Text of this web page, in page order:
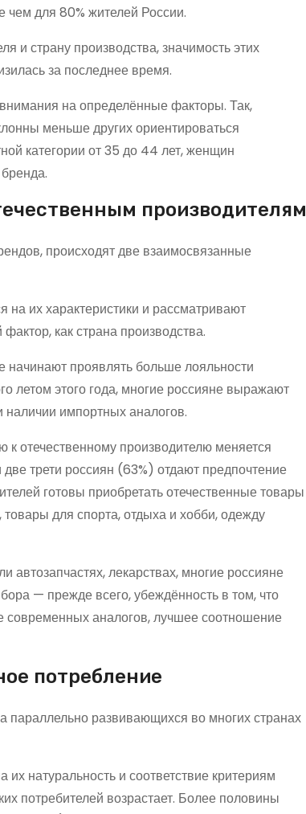
для 80% жителей России.
и страну производства, значимость этих
за последнее время.
на определённые факторы. Так,
меньше других ориентироваться
категории от 35 до 44 лет, женщин
производителям
происходят две взаимосвязанные
их характеристики и рассматривают
как страна производства.
начинают проявлять больше лояльности
летом этого года, многие россияне выражают
наличии импортных аналогов.
отечественному производителю меняется
трети россиян (63%) отдают предпочтение
готовы приобретать отечественные товары
для спорта, отдыха и хобби, одежду
автозапчастях, лекарствах, многие россияне
— прежде всего, убеждённость в том, что
современных аналогов, лучшее соотношение
потребление
параллельно развивающихся во многих странах
натуральность и соответствие критериям
потребителей возрастает. Более половины